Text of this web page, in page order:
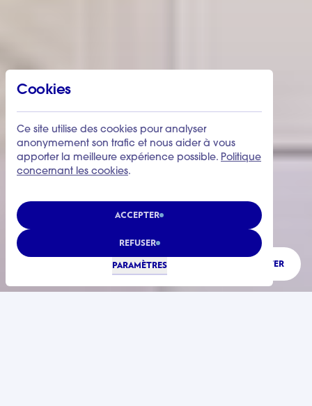
Cookies
Ce site utilise des cookies pour analyser
anonymement son trafic et nous aider à vous
apporter la meilleure expérience possible. Politique
concernant les cookies.
ACCEPTER
REFUSER
PARAMÈTRES ÉCOUTER